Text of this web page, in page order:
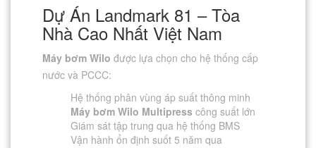
Dự Án Landmark 81 – Tòa
Nhà Cao Nhất Việt Nam
Máy bơm Wilo được lựa chọn cho hệ thống cấp
nước và PCCC:
Hệ thống phân vùng áp suất thông minh
Máy bơm Wilo Multipress công suất lớn
Giám sát tập trung qua hệ thống BMS
Vận hành ổn định suốt 5 năm qua